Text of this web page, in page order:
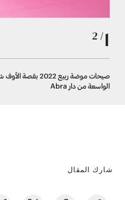
صيحات موضة ربيع 2022 بقصة
الواسعة من دار Abra
شارك المقال